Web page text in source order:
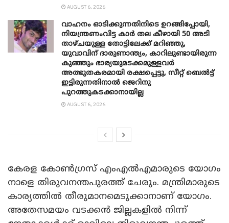
AUGUST 6, 2026
വാഹനം ഓടിക്കുന്നതിനിടെ ഉറങ്ങിപ്പോയി,
നിയന്ത്രണംവിട്ട കാർ തല കീഴായി 50 അടി
താഴ്ചയുള്ള തോട്ടിലേക്ക് മറിഞ്ഞു,
യുവാവിന് ദാരുണാന്ത്യം, കാറിലുണ്ടായിരുന്ന
കുഞ്ഞും ഭാര്യയുമടക്കമുള്ളവർ
അത്ഭുതകരമായി രക്ഷപ്പെട്ടു, സീറ്റ് ബെൽട്ട്
ഇട്ടിരുന്നതിനാൽ ജെറിനു
പുറത്തുകടക്കാനായില്ല
AUGUST 6, 2026
കേരള കോൺഗ്രസ് എംഎൽഎമാരുടെ യോഗം
നാളെ തിരുവനന്തപുരത്ത് ചേരും. മന്ത്രിമാരുടെ
കാര്യത്തിൽ‌ തീരുമാനമെടുക്കാനാണ് യോഗം.
അതേസമയം വടക്കൻ ജില്ലകളിൽ നിന്ന്